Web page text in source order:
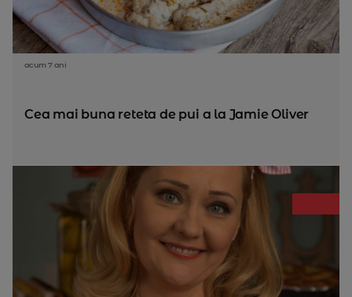
acum 7 ani
Cea mai buna reteta de pui a la Jamie Oliver